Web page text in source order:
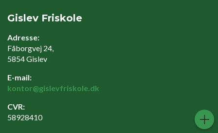
Gislev Friskole
Adresse:
Fåborgvej 24,
5854 Gislev
E-mail:
kontor@gislevfriskole.dk
CVR:
58928410